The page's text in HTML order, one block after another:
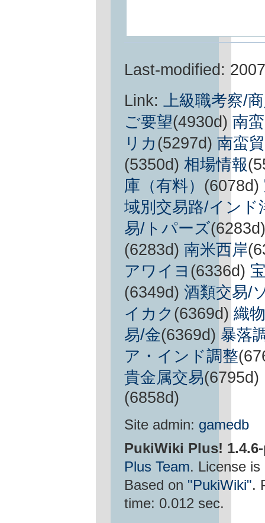
Last-modified:
Link:
上級職考察/
ご要望(4930d) 南
リカ(5297d) 南蛮
(5350d) 相場情報
庫（有料） (6078d)
域別交易路/インド
易/トパーズ
(6283d) 南米西岸
アワイヨ (6336d)
(6349d) 酒類交易/
イカク(6369d) 織
易/金(6369d) 暴落
ア・インド調整
貴金属交易(6795d)
(6858d)
Site admin: gamedb
PukiWiki Plus!
Plus Team. License is
Based on "PukiWiki".
time: 0.012 sec.